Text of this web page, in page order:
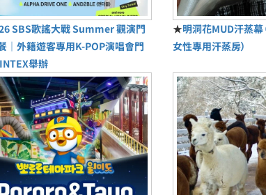
SBS歌謠大戰 Summer 觀演門
｜外籍遊客專用K-POP演唱會門
舉辦
★明洞花MUD汗蒸
女性專用汗蒸房）